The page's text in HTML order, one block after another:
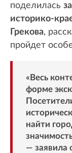
поделилась
историко-
Грекова,
пройдет
«Весь
форме
найти
— заявила